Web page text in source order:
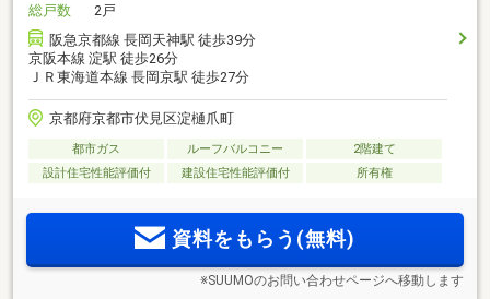
総戸数
2戸
阪急京都線 長岡天神駅 徒歩39分
京阪本線 淀駅 徒歩26分
ＪＲ東海道本線 長岡京駅 徒歩27分
京都府京都市伏見区淀樋爪町
都市ガス ルーフバルコニー
2階建て
設計住宅性能評価付
建設住宅性能評価付 所有権
資料をもらう(無料)
※SUUMOのお問い合わせページへ移動します